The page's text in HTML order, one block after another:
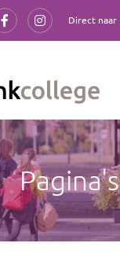
Direct naar
Pagina's